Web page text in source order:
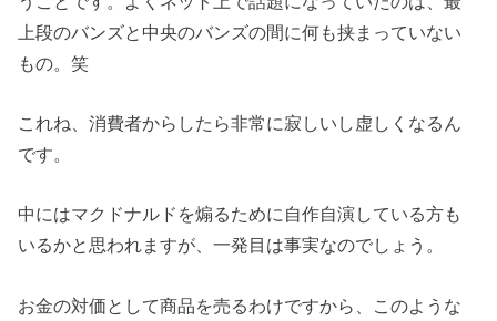
上段のバンズと中央のバンズの間に何も挟まっていない
もの。笑
これね、消費者からしたら非常に寂しいし虚しくなるん
です。
中にはマクドナルドを煽るために自作自演している方も
いるかと思われますが、一発目は事実なのでしょう。
お金の対価として商品を売るわけですから、このような